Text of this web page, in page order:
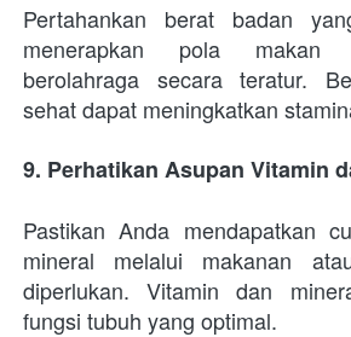
Pertahankan berat badan
menerapkan pola makan
berolahraga secara teratur.
sehat dapat meningkatkan
9. Perhatikan Asupan Vitamin
Pastikan Anda mendapatkan
mineral melalui makanan
diperlukan. Vitamin dan
fungsi tubuh yang optimal.